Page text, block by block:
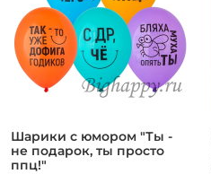
Шарики с юмором "Ты -
не подарок, ты просто
ппц!"